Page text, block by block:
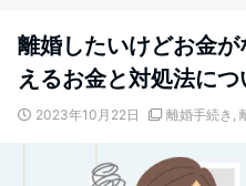
離婚したいけどお金
えるお金と対処法に
2023年10月22日 離婚手続き ,